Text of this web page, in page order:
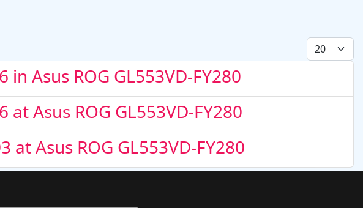
Display #
Asus ROG GL553VD-FY280
Asus ROG GL553VD-FY280
Asus ROG GL553VD-FY280